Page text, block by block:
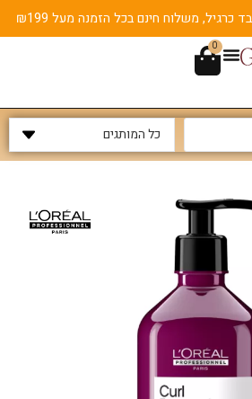
כרגיל, משלוח חינם בכל הזמנה מעל ₪199
0